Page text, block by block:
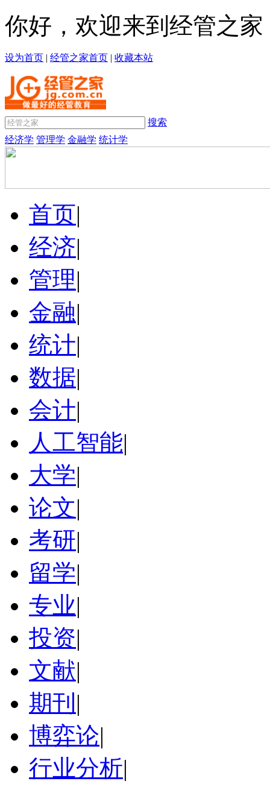
你好，欢迎来到经管之家
设为首页 | 经管之家首页 | 收藏本站
搜索
经济学 管理学 金融学 统计学
首页|
经济|
管理|
金融|
统计|
数据|
会计|
人工智能|
大学|
论文|
考研|
留学|
专业|
投资|
文献|
期刊 |
博弈论|
行业分析|